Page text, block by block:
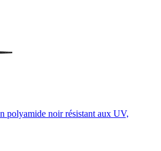
polyamide noir résistant aux UV,